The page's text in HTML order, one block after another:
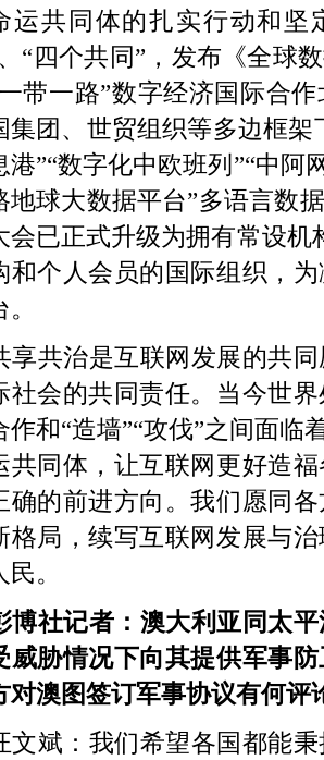
运共同体的扎实行动和坚
“四个共同”，发布《全球
一带一路”数字经济国际合
集团、世贸组织等多边框
港”“数字化中欧班列”“中阿
地球大数据平台”多语言数
会已正式升级为拥有常设
和个人会员的国际组织，
享共治是互联网发展的共
社会的共同责任。当今世
作和“造墙”“攻伐”之间面
共同体，让互联网更好造
确的前进方向。我们愿同
格局，续写互联网发展与
。
博社记者：澳大利亚同太
威胁情况下向其提供军事
对澳图签订军事协议有何评
文斌：我们希望各国都能